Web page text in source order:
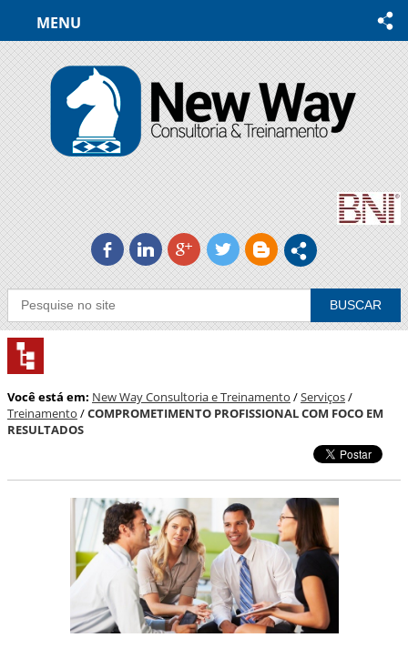
b j c a A
MENU
Você está em: New Way Consultoria e Treinamento /Serviços/
Treinamento /COMPROMETIMENTO PROFISSIONAL COM FOCO EM
RESULTADOS